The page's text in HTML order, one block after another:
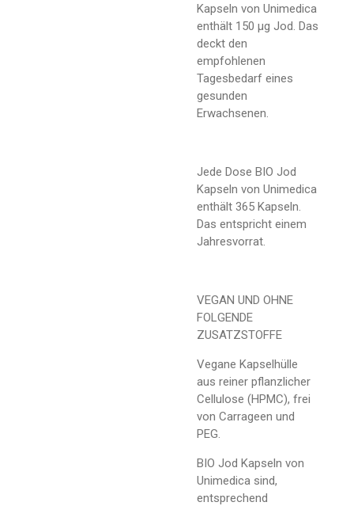
Kapseln von Unimedica
enthält 150 µg Jod. Das
deckt den
empfohlenen
Tagesbedarf eines
gesunden
Erwachsenen.
Jede Dose BIO Jod
Kapseln von Unimedica
enthält 365 Kapseln.
Das entspricht einem
Jahresvorrat.
VEGAN UND OHNE
FOLGENDE
ZUSATZSTOFFE
Vegane Kapselhülle
aus reiner pflanzlicher
Cellulose (HPMC), frei
von Carrageen und
PEG.
BIO Jod Kapseln von
Unimedica sind,
entsprechend